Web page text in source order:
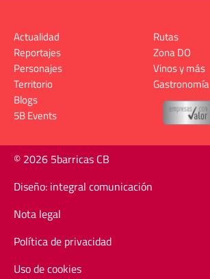
Actualidad
Reportajes
Personajes
Territorio
Rutas
Zona DO
Vinos y más
Gastronomía
Blogs
5B Events
© 2026 5barricas CB
Diseño: integral comunicación
Nota legal
Política de privacidad
Uso de cookies